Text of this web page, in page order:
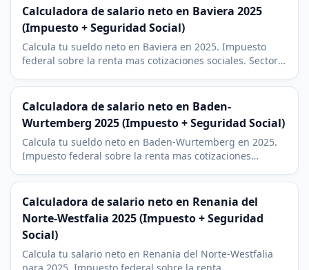
Calculadora de salario neto en Baviera 2025
(Impuesto + Seguridad Social)
Calcula tu sueldo neto en Baviera en 2025. Impuesto
federal sobre la renta mas cotizaciones sociales. Sector
eclesiastico, el mas bajo de Alemania.
Calculadora de salario neto en Baden-
Wurtemberg 2025 (Impuesto + Seguridad Social)
Calcula tu sueldo neto en Baden-Wurtemberg en 2025.
Impuesto federal sobre la renta mas cotizaciones
con un 8 % de impuesto eclesiastico.
Calculadora de salario neto en Renania del
Norte-Westfalia 2025 (Impuesto + Seguridad
Social)
Calcula tu salario neto en Renania del Norte-Westfalia